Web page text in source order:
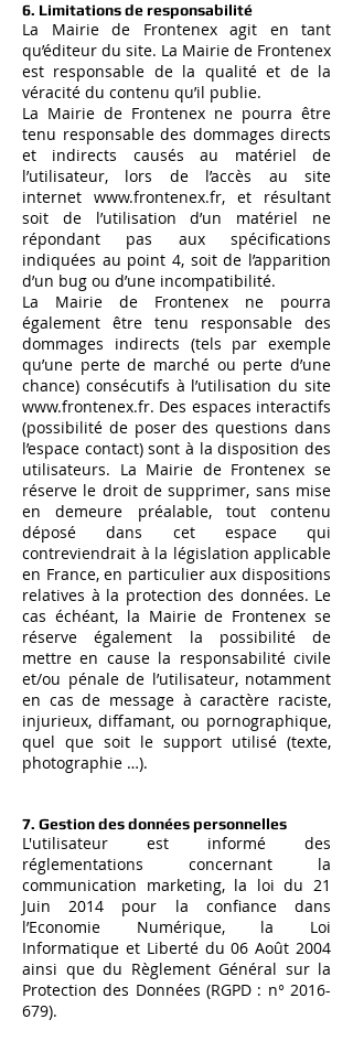
6. Limitations de responsabilité
La Mairie de Frontenex agit en tant
qu’éditeur du site. La Mairie de Frontenex
est responsable de la qualité et de la
véracité du contenu qu’il publie.
La Mairie de Frontenex ne pourra être
tenu responsable des dommages directs
et indirects causés au matériel de
l’utilisateur, lors de l’accès au site
internet www.frontenex.fr, et résultant
soit de l’utilisation d’un matériel ne
répondant pas aux spécifications
indiquées au point 4, soit de l’apparition
d’un bug ou d’une incompatibilité.
La Mairie de Frontenex ne pourra
également être tenu responsable des
dommages indirects (tels par exemple
qu’une perte de marché ou perte d’une
chance) consécutifs à l’utilisation du site
www.frontenex.fr. Des espaces interactifs
(possibilité de poser des questions dans
l’espace contact) sont à la disposition des
utilisateurs. La Mairie de Frontenex se
réserve le droit de supprimer, sans mise
en demeure préalable, tout contenu
déposé dans cet espace qui
contreviendrait à la législation applicable
en France, en particulier aux dispositions
relatives à la protection des données. Le
cas échéant, la Mairie de Frontenex se
réserve également la possibilité de
mettre en cause la responsabilité civile
et/ou pénale de l’utilisateur, notamment
en cas de message à caractère raciste,
injurieux, diffamant, ou pornographique,
quel que soit le support utilisé (texte,
photographie …).
7. Gestion des données personnelles
L'utilisateur est informé des
réglementations concernant la
communication marketing, la loi du 21
Juin 2014 pour la confiance dans
l’Economie Numérique, la Loi
Informatique et Liberté du 06 Août 2004
ainsi que du Règlement Général sur la
Protection des Données (RGPD : n° 2016-
679).